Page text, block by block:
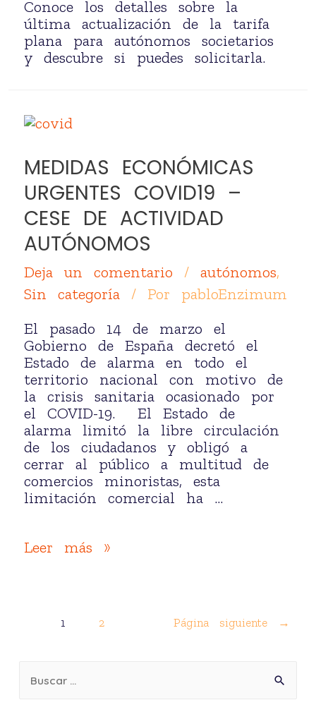
Conoce los detalles sobre la
última actualización de la tarifa
plana para autónomos societarios
y descubre si puedes solicitarla.
MEDIDAS ECONÓMICAS
URGENTES COVID19 –
CESE DE ACTIVIDAD
AUTÓNOMOS
Deja un comentario / autónomos,
Sin categoría/ Por pabloEnzimum
El pasado 14 de marzo el
Gobierno de España decretó el
Estado de alarma en todo el
territorio nacional con motivo de
la crisis sanitaria ocasionado por
el COVID-19. El Estado de
alarma limitó la libre circulación
de los ciudadanos y obligó a
cerrar al público a multitud de
comercios minoristas, esta
limitación comercial ha …
Leer más »
1 2 Página siguiente →